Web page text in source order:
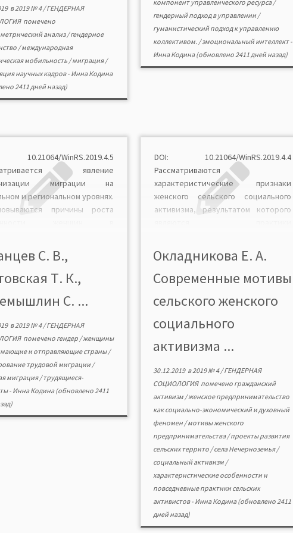
в2019 № 4/ГЕНДЕРНАЯ
помечено
анализ/гендерное
/международная
мобильность /миграция/
научных кадров- Инна Кодина
2411 дней назад)
руководителя, которые позволяют
прогнозировать влияние
принимаемых решений […]
компонент управленческого ресурса/
гендерный подход в управлении /
гуманистический подход к управлению
коллективом. /эмоциональный интеллект-
Инна Кодина(обновлено 2411 дней назад)
WinRS.2019.4.5
явление
миграции на
и региональном уровнях.
причины роста
мигранток в различных
мира. Выявлены
трудовой миграции
в евразийском
в том числе в России
ситуации с
миграцией женщин […]
С. В.,
Т. К.,
С. ...
в2019 № 4/ГЕНДЕРНАЯ
помечено гендер /женщины
и отправляющие страны/
трудовой миграции /
миграция/трудящиеся-
- Инна Кодина(обновлено 2411
DOI: 10.21064/WinRS.2019.4.4
Рассматриваются
характеристические признаки
женского сельского социального
активизма, результатом которого
эпохи, ознаменовавшиеся сменой
политического курса страны в
конце 1990-х гг., дали
мотивационный идейно-
психологический импульс сельским
в области организации
сфере совершенствования
духовной и культурной жизни
умирающих сел […]
Окладникова Е. А.
Современные мотивы
сельского женского
социального
активизма ...
30.12.2019в2019 № 4/ГЕНДЕРНАЯ
СОЦИОЛОГИЯ помечено гражданский
активизм /женское предпринимательство
как социально-экономический и духовный
феномен /мотивы женского
предпринимательства/проекты развития
сельских террито /села Нечерноземья/
социальный активизм /
характеристические особенности и
повседневные практики сельских
активистов- Инна Кодина(обновлено 2411
дней назад)